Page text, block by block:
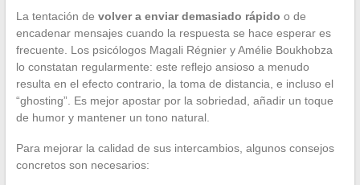
La tentación de volver a enviar demasiado rápido o de
encadenar mensajes cuando la respuesta se hace esperar es
frecuente. Los psicólogos Magali Régnier y Amélie Boukhobza
lo constatan regularmente: este reflejo ansioso a menudo
resulta en el efecto contrario, la toma de distancia, e incluso el
“ghosting”. Es mejor apostar por la sobriedad, añadir un toque
de humor y mantener un tono natural.
Para mejorar la calidad de sus intercambios, algunos consejos
concretos son necesarios: